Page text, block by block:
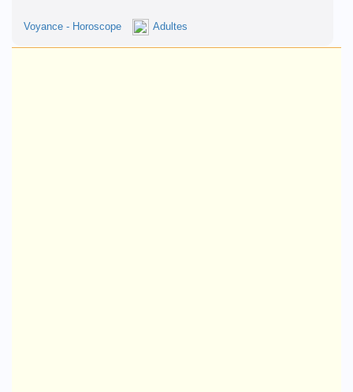
Voyance - Horoscope Adultes